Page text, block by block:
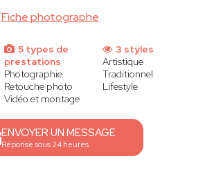
Fiche photographe
5 types de
prestations
Photographie
Retouche photo
Vidéo et montage
3 styles
Artistique
Traditionnel
Lifestyle
ENVOYER UN MESSAGE
Réponse sous 24 heures